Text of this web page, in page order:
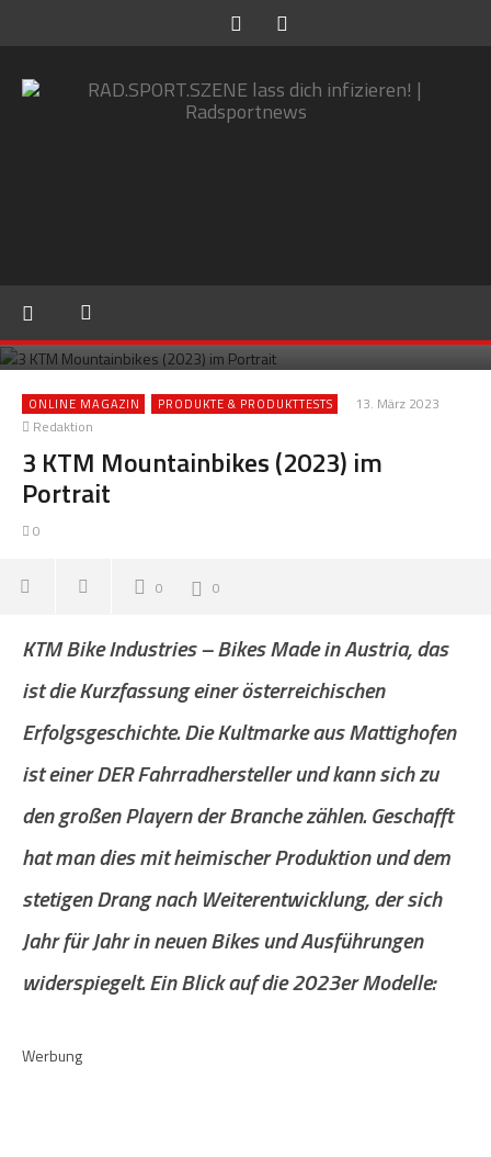
ONLINE MAGAZIN PRODUKTE & PRODUKTTESTS
13. März 2023
Redaktion
3 KTM Mountainbikes (2023) im
Portrait
0
0 0
KTM Bike Industries – Bikes Made in Austria, das
ist die Kurzfassung einer österreichischen
Erfolgsgeschichte. Die Kultmarke aus Mattighofen
ist einer DER Fahrradhersteller und kann sich zu
den großen Playern der Branche zählen. Geschafft
hat man dies mit heimischer Produktion und dem
stetigen Drang nach Weiterentwicklung, der sich
Jahr für Jahr in neuen Bikes und Ausführungen
widerspiegelt. Ein Blick auf die 2023er Modelle:
Werbung